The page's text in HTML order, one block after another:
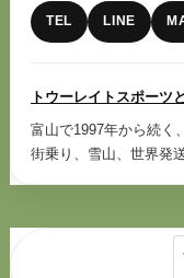
TEL LINE
トウーレイトスポーツ
富山で1997年から続く
街乗り、雪山、世界発